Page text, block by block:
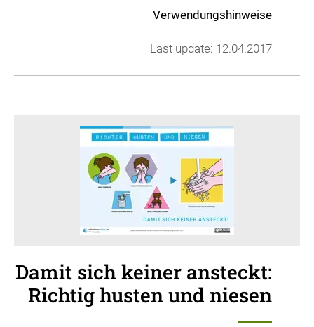
Verwendungshinweise
Last update: 12.04.2017
Damit sich keiner ansteckt:
Richtig husten und niesen